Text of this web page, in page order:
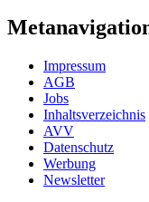
Impressum
AGB
Jobs
Inhaltsverzeichnis
AVV
Datenschutz
Werbung
Newsletter